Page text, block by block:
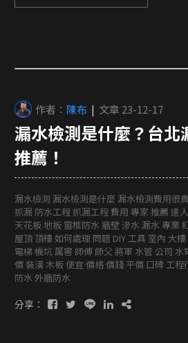
作者： 陳布 | 文章 23-12-17
漏水檢測是什麼？台北
推薦！
漏水檢測 漏水檢測是什麼 漏水檢測費用很
抓漏 防水工程 抓漏工程 費用 專家 推薦 達
天花板 地板 窗框防水 牆壁 滲水 漏水 專業
屋頂 頂樓 如何處理 問題 DIY 工具 室內 大
電梯 機坑 厲害 師傅 師父 將軍 水管 公司
價 裝潢 木板 便宜 價格 價錢 平價 口碑 工
防水 外牆防水
分享：